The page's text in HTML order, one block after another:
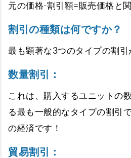
元の価格-割引額=販売価格と
割引の種類は何ですか？
最も顕著な3つのタイプの割引
数量割引：
これは、購入するユニットの
る最も一般的なタイプの割引
の経済です！
貿易割引：